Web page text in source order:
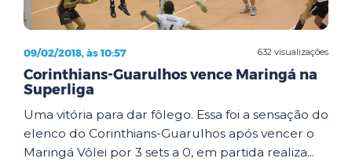
632 visualizações
09/02/2018, às 10:57
Corinthians-Guarulhos vence Maringá na
Superliga
Uma vitória para dar fôlego. Essa foi a sensação do
elenco do Corinthians-Guarulhos após vencer o
Maringá Vôlei por 3 sets a 0, em partida realiza...